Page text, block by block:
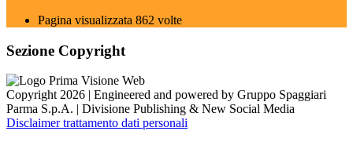
Pagina visualizzata 862 volte
Sezione Copyright
Copyright 2026 | Engineered and powered by Gruppo Spaggiari
Parma S.p.A. | Divisione Publishing & New Social Media
Disclaimer trattamento dati personali